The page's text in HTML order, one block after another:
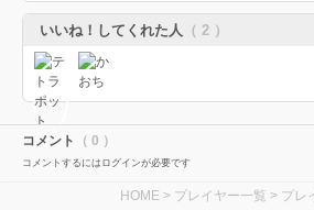
いいね！してくれた人 （ 2 ）
コメント （ 0 ）
コメントするにはログインが必要です
HOME > プレイヤー一覧 > プレ